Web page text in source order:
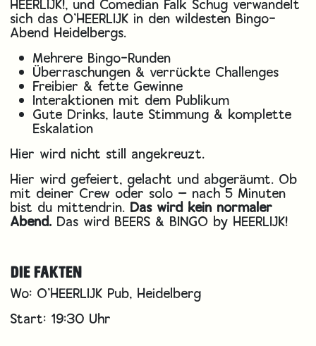
HEERLIJK!, und Comedian Falk Schug verwandelt
sich das O’HEERLIJK in den wildesten Bingo-
Abend Heidelbergs.
Mehrere Bingo-Runden
Überraschungen & verrückte Challenges
Freibier & fette Gewinne
Interaktionen mit dem Publikum
Gute Drinks, laute Stimmung & komplette
Eskalation
Hier wird nicht still angekreuzt.
Hier wird gefeiert, gelacht und abgeräumt. Ob
mit deiner Crew oder solo — nach 5 Minuten
bist du mittendrin. Das wird kein normaler
Abend. Das wird BEERS & BINGO by HEERLIJK!
DIE FAKTEN
Wo: O’HEERLIJK Pub, Heidelberg
Start: 19:30 Uhr